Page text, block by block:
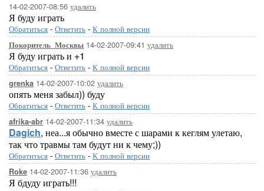
14-02-2007-08:56 удалить
Я буду играть
Обратиться - Ответить - К полной версии
Покоритель_Москвы 14-02-2007-09:41 удалить
Я буду играть и +1
Обратиться - Ответить - К полной версии
grenka 14-02-2007-10:02 удалить
опять меня забыл)) буду
Обратиться - Ответить - К полной версии
afrika-abr 14-02-2007-11:34 удалить
Dagich, неа...я обычно вместе с шарами к кеглям улетаю,
так что травмы там будут ни к чему;))
Обратиться - Ответить - К полной версии
Roke 14-02-2007-11:36 удалить
Я бдуду играть!!!